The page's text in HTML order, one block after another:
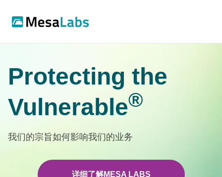
Protecting the
Vulnerable®
我们的宗旨如何影响我们的业务
详细了解MESA LABS